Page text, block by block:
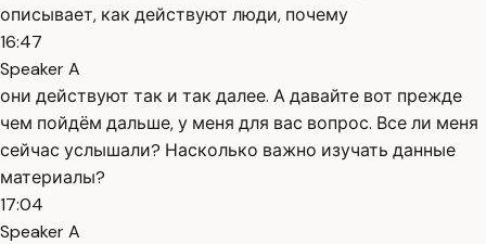
описывает, как действуют люди, почему
16:47
Speaker A
они действуют так и так далее. А давайте вот прежде
чем пойдём дальше, у меня для вас вопрос. Все ли меня
сейчас услышали? Насколько важно изучать данные
материалы?
17:04
Speaker A